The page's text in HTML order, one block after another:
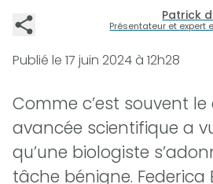
Patrick
Présentateur et expert
Publié le 17 juin 2024 à 12h28
Comme c’est souvent le
avancée scientifique a
qu’une biologiste
tâche bénigne. Federica